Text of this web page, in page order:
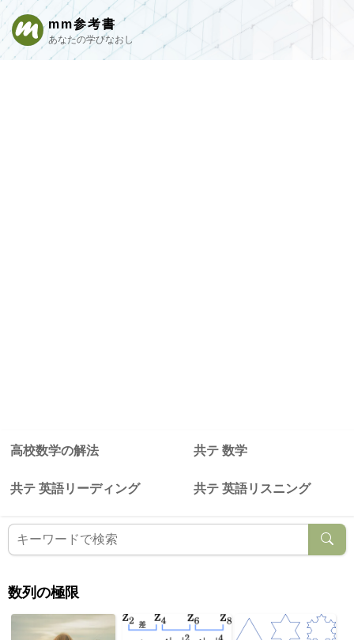
mm参考書
あなたの学びなおし
高校数学の解法 共テ 数学
共テ 英語リーディング 共テ 英語リスニング
数列の極限